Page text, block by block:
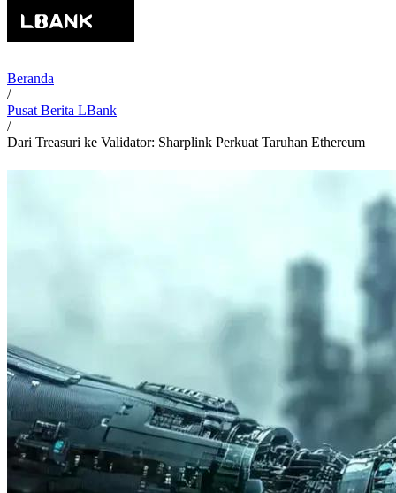
Beranda
/
Pusat Berita LBank
/
Dari Treasuri ke Validator: Sharplink Perkuat Taruhan Ethereum